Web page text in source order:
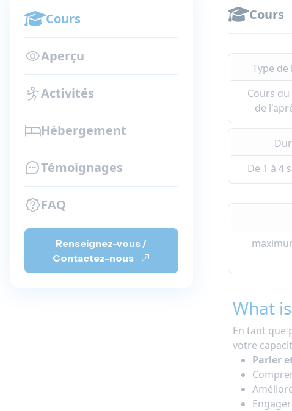
Cours
Aperçu
Activités
Hébergement
Témoignages
FAQ
Renseignez-vous /
Contactez-nous
Cours
Type
Cours
de
De 1 à 4
What
En tant que
votre
Parler